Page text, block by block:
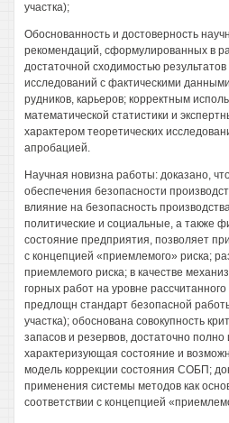
участка);
Обоснованность и достоверность
рекомендаций, сформулированных в
достаточной сходимостью результатов
исследований с фактическими
рудников, карьеров; корректным
математической статистики и
характером теоретических
апробацией.
Научная новизна работы: доказано,
обеспечения безопасности
влияние на безопасность
политические и социальные, а также
состояние предприятия, позволяет
с концепцией «приемлемого» риска;
приемлемого риска; в качестве
горных работ на уровне
предлощн стандарт безопасной
участка); обоснована совокупность
запасов и резервов, достаточно полно
характеризующая состояние и
модель коррекции состояния СОБП;
применения системы методов как
соответствии с концепцией